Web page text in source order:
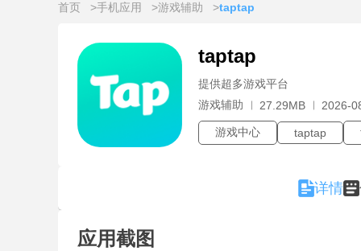
首页 手机应用 游戏辅助 taptap
taptap
提供超多游戏平台
游戏辅助
27.29MB 2026-
游戏中心 taptap
详情
应用截图